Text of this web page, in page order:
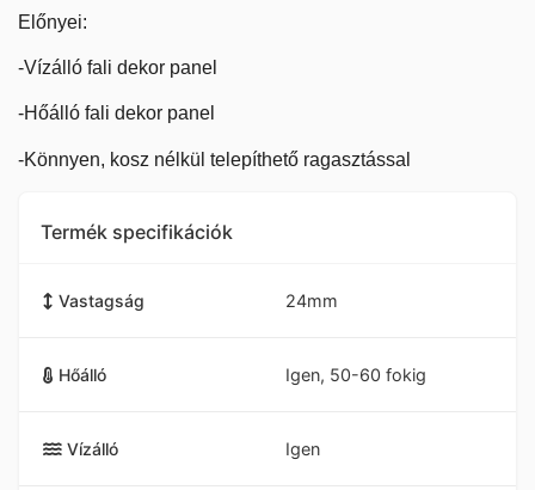
Előnyei:
-Vízálló fali dekor panel
-Hőálló fali dekor panel
-Könnyen, kosz nélkül telepíthető ragasztással
Termék specifikációk
Vastagság 24mm
Hőálló Igen, 50-60 fokig
Vízálló Igen